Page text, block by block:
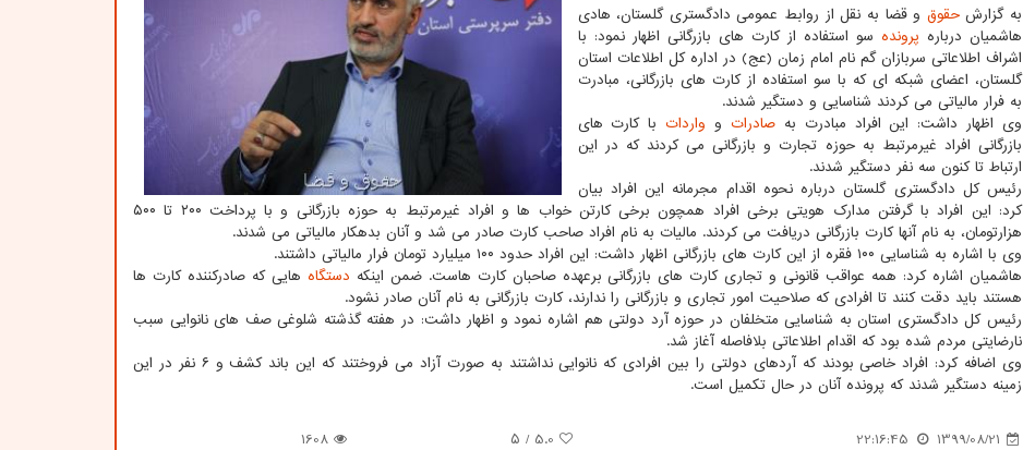
به گزارشحقوق و قضا به نقل از روابط عمومی دادگستری گلستان، هادی
هاشمیان درباره پرونده سو استفاده از کارت های بازرگانی اظهار نمود: با
اشراف اطلاعاتی سربازان گم نام امام زمان (عج) در اداره کل اطلاعات استان
گلستان، اعضای شبکه ای که با سو استفاده از کارت های بازرگانی، مبادرت
به فرار مالیاتی می کردند شناسایی و دستگیر شدند.
وی اظهار داشت: این افراد مبادرت بهصادرات و واردات با کارت های
بازرگانی افراد غیرمرتبط به حوزه تجارت و بازرگانی می کردند که در این
ارتباط تا کنون سه نفر دستگیر شدند.
رئیس کل دادگستری گلستان درباره نحوه اقدام مجرمانه این افراد بیان
کرد: این افراد با گرفتن مدارک هویتی برخی افراد همچون برخی کارتن خواب ها و افراد غیرمرتبط به حوزه بازرگانی و با پرداخت ۲۰۰ تا ۵۰۰
هزارتومان، به نام آنها کارت بازرگانی دریافت می کردند. مالیات به نام افراد صاحب کارت صادر می شد و آنان بدهکار مالیاتی می شدند.
وی با اشاره به شناسایی ۱۰۰ فقره از این کارت های بازرگانی اظهار داشت: این افراد حدود ۱۰۰ میلیارد تومان فرار مالیاتی داشتند.
هاشمیان اشاره کرد: همه عواقب قانونی و تجاری کارت های بازرگانی برعهده صاحبان کارت هاست. ضمن اینکه دستگاه هایی که صادرکننده کارت ها
هستند باید دقت کنند تا افرادی که صلاحیت امور تجاری و بازرگانی را ندارند، کارت بازرگانی به نام آنان صادر نشود.
رئیس کل دادگستری استان به شناسایی متخلفان در حوزه آرد دولتی هم اشاره نمود و اظهار داشت: در هفته گذشته شلوغی صف های نانوایی سبب
نارضایتی مردم شده بود که اقدام اطلاعاتی بلافاصله آغاز شد.
وی اضافه کرد: افراد خاصی بودند که آردهای دولتی را بین افرادی که نانوایی نداشتند به صورت آزاد می فروختند که این باند کشف و ۶ نفر در این
زمینه دستگیر شدند که پرونده آنان در حال تکمیل است.
1399/08/21
22:16:45
5.0 / ۵
1608